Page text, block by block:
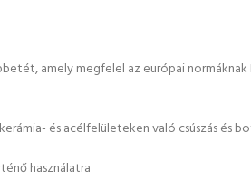
amely megfelel az európai normáknak
és acélfelületeken való csúszás és
használatra